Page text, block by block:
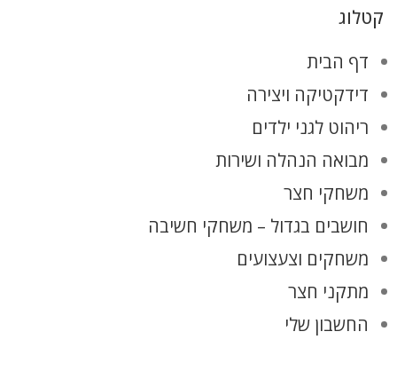
קטלוג
דף הבית
דידקטיקה ויצירה
ריהוט לגני ילדים
מבואה הנהלה ושירות
משחקי חצר
חושבים בגדול – משחקי חשיבה
משחקים וצעצועים
מתקני חצר
החשבון שלי